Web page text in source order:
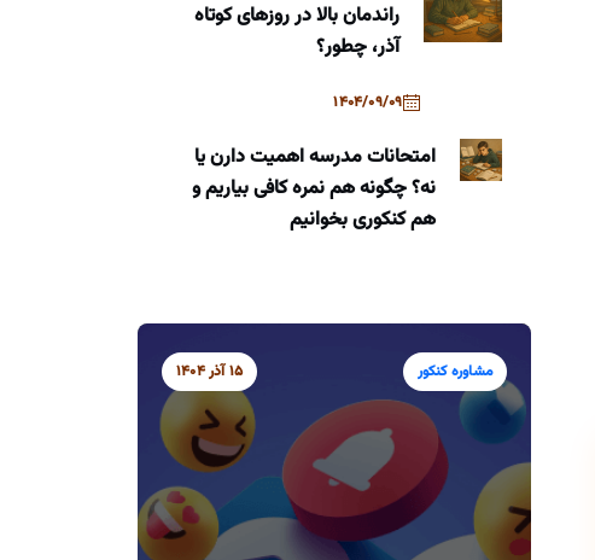
راندمان بالا در روزهای کوتاه
آذر، چطور؟
1404/09/09
امتحانات مدرسه اهمیت دارن یا
نه؟ چگونه هم نمره کافی بیاریم و
هم کنکوری بخوانیم
مشاوره کنکور 15 آذر 1404